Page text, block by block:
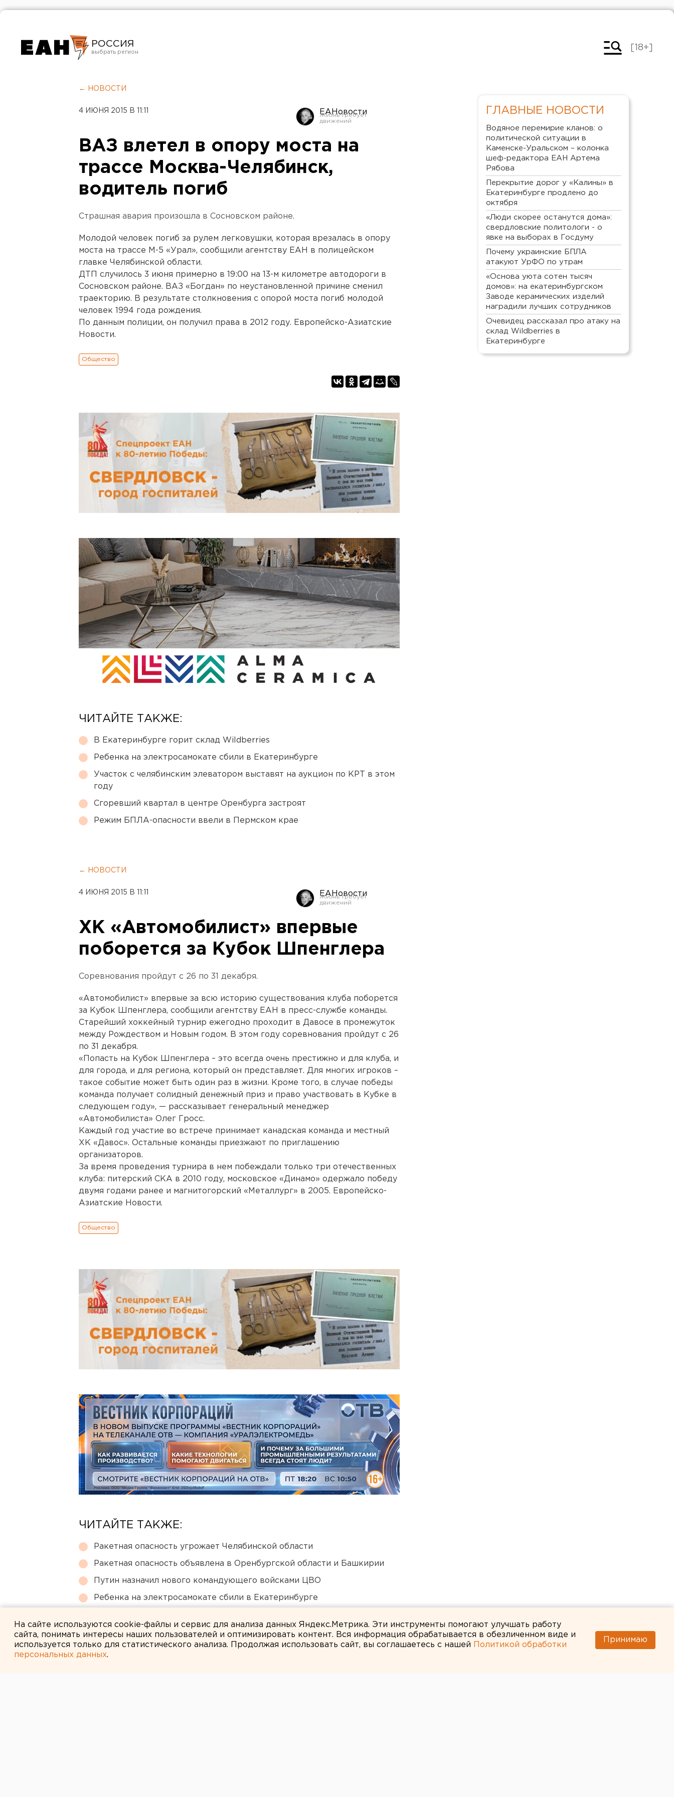
РОССИЯ
Челябинск
[18+]
← НОВОСТИ
4 ИЮНЯ 2015 В 11:11 ЕАНовости
ВАЗ влетел в опору моста на
трассе Москва-Челябинск,
водитель погиб
Страшная авария произошла в Сосновском районе.
Молодой человек погиб за рулем легковушки, которая врезалась в опору
моста на трассе М-5 «Урал», сообщили агентству ЕАН в полицейском
главке Челябинской области.
ДТП случилось 3 июня примерно в 19:00 на 13-м километре автодороги в
Сосновском районе. ВАЗ «Богдан» по неустановленной причине сменил
траекторию. В результате столкновения с опорой моста погиб молодой
человек 1994 года рождения.
По данным полиции, он получил права в 2012 году. Европейско-Азиатские
Новости.
Общество
ЧИТАЙТЕ ТАКЖЕ:
В Екатеринбурге горит склад Wildberries
Ребенка на электросамокате сбили в Екатеринбурге
Участок с челябинским элеватором выставят на аукцион по КРТ в этом
году
Сгоревший квартал в центре Оренбурга застроят
Режим БПЛА-опасности ввели в Пермском крае
← НОВОСТИ
4 ИЮНЯ 2015 В 11:11 ЕАНовости
ХК «Автомобилист» впервые
поборется за Кубок Шпенглера
Соревнования пройдут с 26 по 31 декабря.
«Автомобилист» впервые за всю историю существования клуба поборется
за Кубок Шпенглера, сообщили агентству ЕАН в пресс-службе команды.
Старейший хоккейный турнир ежегодно проходит в Давосе в промежуток
между Рождеством и Новым годом. В этом году соревнования пройдут с 26
по 31 декабря.
«Попасть на Кубок Шпенглера – это всегда очень престижно и для клуба, и
для города, и для региона, который он представляет. Для многих игроков –
такое событие может быть один раз в жизни. Кроме того, в случае победы
команда получает солидный денежный приз и право участвовать в Кубке в
следующем году», — рассказывает генеральный менеджер
«Автомобилиста» Олег Гросс.
Каждый год участие во встрече принимает канадская команда и местный
ХК «Давос». Остальные команды приезжают по приглашению
организаторов.
За время проведения турнира в нем побеждали только три отечественных
клуба: питерский СКА в 2010 году, московское «Динамо» одержало победу
двумя годами ранее и магнитогорский «Металлург» в 2005. Европейско-
Азиатские Новости.
Общество
ЧИТАЙТЕ ТАКЖЕ:
Ракетная опасность угрожает Челябинской области
Ракетная опасность объявлена в Оренбургской области и Башкирии
Путин назначил нового командующего войсками ЦВО
Ребенка на электросамокате сбили в Екатеринбурге
ГЛАВНЫЕ НОВОСТИ
Водяное перемирие кланов: о
политической ситуации в
Каменске-Уральском – колонка
шеф-редактора ЕАН Артема
Рябова
Перекрытие дорог у «Калины» в
Екатеринбурге продлено до
октября
«Люди скорее останутся дома»:
свердловские политологи - о
явке на выборах в Госдуму
Почему украинские БПЛА
атакуют УрФО по утрам
«Основа уюта сотен тысяч
домов»: на екатеринбургском
Заводе керамических изделий
наградили лучших сотрудников
Очевидец рассказал про атаку на
склад Wildberries в
Екатеринбурге
На сайте используются cookie-файлы и сервис для анализа данных Яндекс.Метрика. Эти инструменты помогают улучшать работу
сайта, понимать интересы наших пользователей и оптимизировать контент. Вся информация обрабатывается в обезличенном виде и
используется только для статистического анализа. Продолжая использовать сайт, вы соглашаетесь с нашей
Политикой обработки
персональных данных.
Принимаю